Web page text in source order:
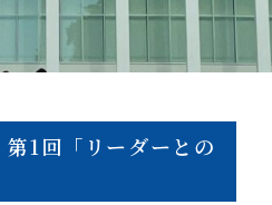
1回「リーダーとの